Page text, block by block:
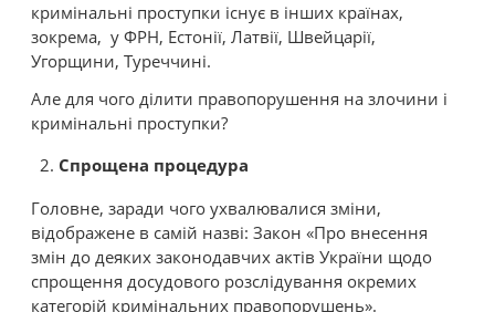
кримінальні проступки існує в інших країнах,
зокрема, у ФРН, Естонії, Латвії, Швейцарії,
Угорщини, Туреччині.
Але для чого ділити правопорушення на злочини і
кримінальні проступки?
Спрощена процедура
Головне, заради чого ухвалювалися зміни,
відображене в самій назві: Закон «Про внесення
змін до деяких законодавчих актів України щодо
спрощення досудового розслідування окремих
категорій кримінальних правопорушень».